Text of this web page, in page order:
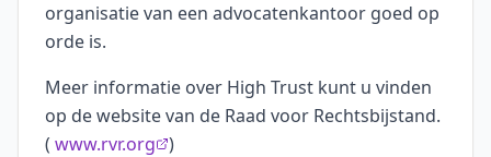
organisatie van een advocatenkantoor goed op
orde is.
Meer informatie over High Trust kunt u vinden
op de website van de Raad voor Rechtsbijstand.
( www.rvr.org )